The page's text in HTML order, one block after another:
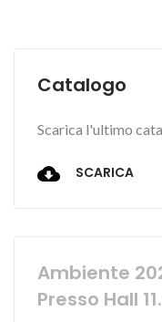
Catalogo
Scarica l'ultimo
SCARICA
Ambiente
Presso Hall